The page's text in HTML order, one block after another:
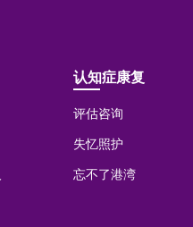
认知症康复
评估咨询
失忆照护
忘不了港湾